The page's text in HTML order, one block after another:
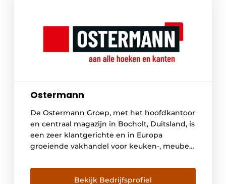
Ostermann
De Ostermann Groep, met het hoofdkantoor
en centraal magazijn in Bocholt, Duitsland, is
een zeer klantgerichte en in Europa
groeiende vakhandel voor keuken-, meubel-
Ostermann marktleider in Europa als het
gaat om kantenband, meubelbeslag,
Bekijk Bedrijfsprofiel